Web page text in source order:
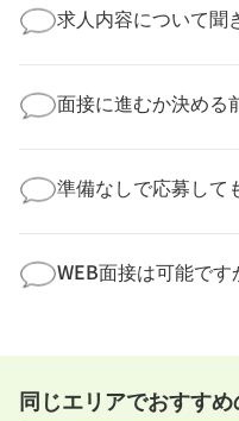
業様に個人情報が送
より詳細な求人情報
求人内容について聞
してお答えいたしま
勤務体制や職場の雰
す！
面接に進むか決める
積極的に受け入れて
の様子を見ることで
ださい！
準備なしで応募して
まで、一からサポー
たばかり」「何から
WEB面接は可能です
すめしていますが、
事前に確認すること
同じエリアでおすすめ